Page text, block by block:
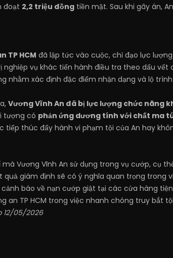
đoạt 2,2 triệu đồng tiền mặt. Sau khi gây án,
TP HCM đã lập tức vào cuộc, chỉ đạo lực
vụ khác tiến hành điều tra theo dấu vết
nhằm xác định đặc điểm nhận dạng và lộ
Vương Vĩnh An đã bị lực lượng chức năng
tượng có phản ứng dương tính với chất ma
thúc đẩy hành vi phạm tội của An hay
Vương Vĩnh An sử dụng trong vụ cướp, cụ
giám định sẽ có ý nghĩa quan trọng trong
báo về nạn cướp giật tại các cửa hàng
an TP HCM trong việc nhanh chóng truy bắt
05/2026